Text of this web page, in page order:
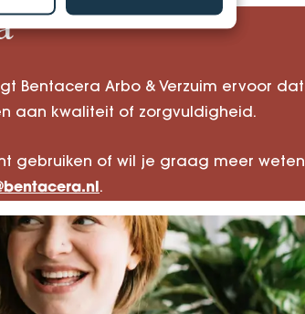
Bentacera Arbo & Verzuim ervoor dat
aan kwaliteit of zorgvuldigheid.
gebruiken of wil je graag meer weten
.